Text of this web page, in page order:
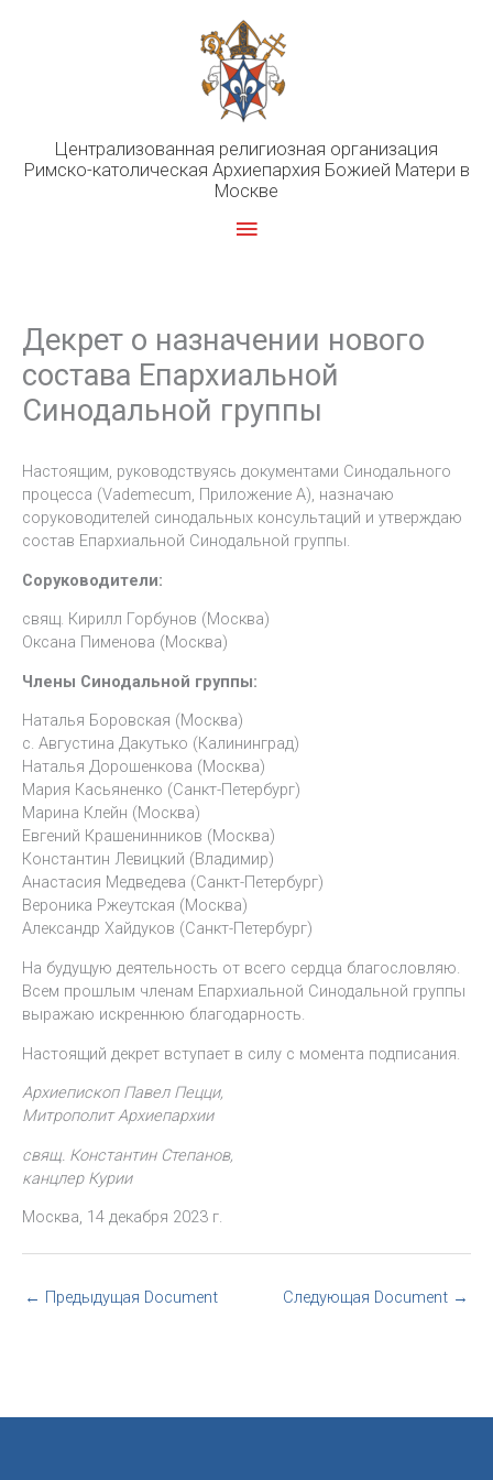
Централизованная религиозная организация
Римско-католическая Архиепархия Божией Матери в
Москве
Главное
Декрет о назначении нового
состава Епархиальной
Синодальной группы
Настоящим, руководствуясь документами Синодального
процесса (Vademecum, Приложение А), назначаю
соруководителей синодальных консультаций и утверждаю
состав Епархиальной Синодальной группы.
Соруководители:
свящ. Кирилл Горбунов (Москва)
Оксана Пименова (Москва)
Члены Синодальной группы:
Наталья Боровская (Москва)
с. Августина Дакутько (Калининград)
Наталья Дорошенкова (Москва)
Мария Касьяненко (Санкт-Петербург)
Марина Клейн (Москва)
Евгений Крашенинников (Москва)
Константин Левицкий (Владимир)
Анастасия Медведева (Санкт-Петербург)
Вероника Ржеутская (Москва)
Александр Хайдуков (Санкт-Петербург)
На будущую деятельность от всего сердца благословляю.
Всем прошлым членам Епархиальной Синодальной группы
выражаю искреннюю благодарность.
Настоящий декрет вступает в силу с момента подписания.
Архиепископ Павел Пецци,
Митрополит Архиепархии
свящ. Константин Степанов,
канцлер Курии
Москва, 14 декабря 2023 г.
← Предыдущая Document Следующая Document →